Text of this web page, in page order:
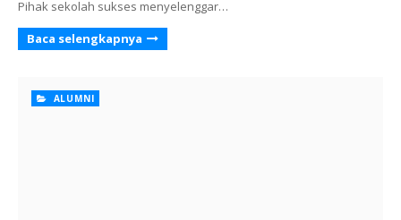
Pihak sekolah sukses menyelenggar…
Baca selengkapnya
ALUMNI